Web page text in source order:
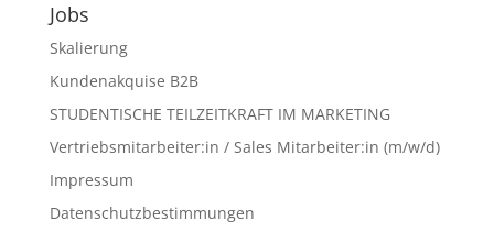
Jobs
Skalierung
Kundenakquise B2B
STUDENTISCHE TEILZEITKRAFT IM MARKETING
Vertriebsmitarbeiter:in / Sales Mitarbeiter:in (m/w/d)
Impressum
Datenschutzbestimmungen